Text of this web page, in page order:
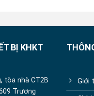
BỊ KHKT
tòa nhà CT2B
Trương
Giới